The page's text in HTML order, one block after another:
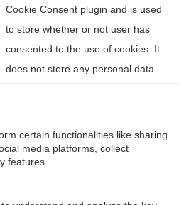
Cookie Consent plugin and is used
to store whether or not user has
consented to the use of cookies. It
does not store any personal data.
certain functionalities like sharing
media platforms, collect
features.